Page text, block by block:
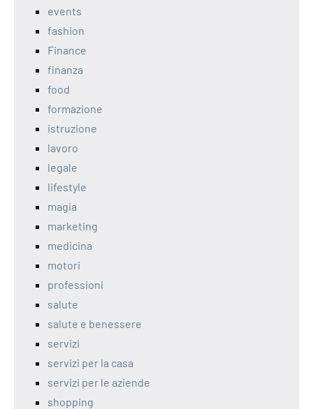
events
fashion
Finance
finanza
food
formazione
istruzione
lavoro
legale
lifestyle
magia
marketing
medicina
motori
professioni
salute
salute e benessere
servizi
servizi per la casa
servizi per le aziende
shopping